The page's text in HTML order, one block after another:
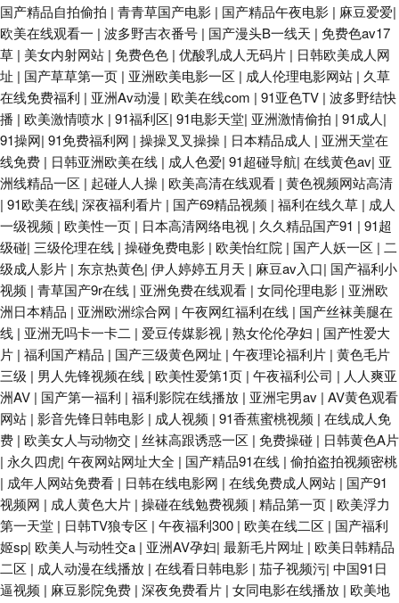
老司机精品91 91青青娱乐 国模无码视频 日韩综合网 AV无码破解 韩国青草
在线视频 91va人妻 午夜男人av影院 豆花tv网站多少 精品艹爱 欧美群p成人
网 51自拍网视频 AV福利站 丰满av 九九热超碰 免费九一 午夜91黄色影院 91
撸人网 97精频 岛国夜夜爱 免费视频91 亚洲的图色 黄色网页免费看 熟女少
妇一二区 www韩日三级 久久精品黄色 91色导 九一香蕉视频污 蜜臀日日 九
一视频免费看 欧美午夜激情影院 色屋国产 欧美性爱影音先锋 黄色免费网站
网址 超碰国产123 草莓视频91 激情四射影院 超碰婷婷东京热 91熟女丝袜福
利 午夜剧场三级片 五月天黄色影院 人人操B 久久草中文在线 第一福利色导
国产精品爽 肏屄视频网址 91在线视频资源 亚洲变态另类 熟女诱惑影院 天天
干干 日本伦理乱片 欧美色图网址 老司机日屄网 国产91做爱 大香蕉窝伊人
91午夜在 香蕉福利网 俺去射官网 加勒比91在线 久久草青青草av 黄色片子
免费看 国产黑丝91 超碰蝴蝶乐 91撸视频 亚洲狼人av 日韩字幕在线观看 蜜
臀91中文 国产熟女一二三 黑丝网站 九一网页版 国产精品奇米一区 A色在线
国产精品自拍偷拍 | 青青草国产电影 | 国产精品午夜电影 | 麻豆爱爱|
欧美在线观看一 | 波多野吉衣番号 | 国产漫头B一线天 | 免费色av17
草 | 美女内射网站 | 免费色色 | 优酸乳成人无码片 | 日韩欧美成人网
址 | 国产草草第一页 | 亚洲欧美电影一区 | 成人伦理电影网站 | 久草
在线免费福利 | 亚洲Av动漫 | 欧美在线com | 91亚色TV | 波多野结快
播 | 欧美激情喷水 | 91福利区| 91电影天堂| 亚洲激情偷拍 | 91成人|
91操网| 91免费福利网 | 操操叉叉操操 | 日本精品成人 | 亚洲天堂在
线免费 | 日韩亚洲欧美在线 | 成人色爱| 91超碰导航| 在线黄色av| 亚
洲线精品一区 | 起碰人人操 | 欧美高清在线观看 | 黄色视频网站高清
| 91欧美在线| 深夜福利看片 | 国产69精品视频 | 福利在线久草 | 成人
一级视频 | 欧美性一页 | 日本高清网络电视 | 久久精品国产91 | 91超
级碰| 三级伦理在线 | 操碰免费电影 | 欧美怡红院 | 国产人妖一区 | 二
级成人影片 | 东京热黄色| 伊人婷婷五月天 | 麻豆av入口| 国产福利小
视频 | 青草国产9r在线 | 亚洲免费在线观看 | 女同伦理电影 | 亚洲欧
洲日本精品 | 亚洲欧洲综合网 | 午夜网红福利在线 | 国产丝袜美腿在
线 | 亚洲无吗卡一卡二 | 爱豆传媒影视 | 熟女伦伦孕妇 | 国产性爱大
片 | 福利国产精品 | 国产三级黄色网址 | 午夜理论福利片 | 黄色毛片
三级 | 男人先锋视频在线 | 欧美性爱第1页 | 午夜福利公司 | 人人爽亚
洲AV | 国产第一福利 | 福利影院在线播放 | 亚洲宅男av | AV黄色观看
网站 | 影音先锋日韩电影 | 成人视频 | 91香蕉蜜桃视频 | 在线成人免
费 | 欧美女人与动物交 | 丝袜高跟诱惑一区 | 免费操碰 | 日韩黄色A片
| 永久四虎| 午夜网站网址大全 | 国产精品91在线 | 偷拍盗拍视频密桃
| 成年人网站免费看 | 日韩在线电影网 | 在线免费成人网站 | 国产91
视频网 | 成人黄色大片 | 操碰在线勉费视频 | 精品第一页 | 欧美浮力
第一天堂 | 日韩TV狼专区 | 午夜福利300 | 欧美在线二区 | 国产福利
姬sp| 欧美人与动牲交a | 亚洲AV孕妇| 最新毛片网址 | 欧美日韩精品
二区 | 成人动漫在线播放 | 在线看日韩电影 | 茄子视频污| 中国91日
逼视频 | 麻豆影院免费 | 深夜免费看片 | 女同电影在线播放 | 欧美地